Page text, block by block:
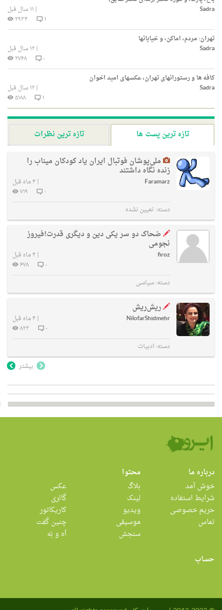
Sadra
|۱۱ سال قبل
۱
۲۹۳۴
تهران: مردم، اماکن، و خیابانها
Sadra
|۱۲ سال قبل
۰
۲۷۶۸
کافه ها و رستورانهای تهران، عکسهای امید اخوان
Sadra
|۱۲ سال قبل
۱
۵۱۸۸
تازه ترین پست ها
تازه ترین نظرات
ملی‌پوشان فوتبال ایران یاد کودکان میناب را
زنده نگاه داشتند
Faramarz
| ۴ ماه قبل
۰
۷۱۹
دسته: تعیین نشده
ضحاک دو سر یکی دین و دیگری قدرت!فیروز
نجومی
firoz
| ۴ ماه قبل
۰
۶۷۸
دسته:سیاسی
ریش‌ریش
NilofarShidmehr
| ۴ ماه قبل
۰
۸۲۳
دسته:ادبیات
بیشتر
درباره ما
خوش آمد
شرایط استفاده
حریم خصوصی
تماس
محتوا
بلاگ
لینک
ویدیو
موسیقی
سنجش
عکس
گالری
کاریکاتور
چنین گفت
اَه و بَه
حساب